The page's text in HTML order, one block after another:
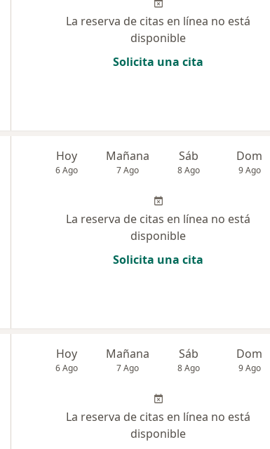
La reserva de citas en línea no está
disponible
Solicita una cita
Hoy
6 Ago
Mañana
7 Ago
Sáb
8 Ago
Dom
9 Ago
La reserva de citas en línea no está
disponible
Solicita una cita
Hoy
6 Ago
Mañana
7 Ago
Sáb
8 Ago
Dom
9 Ago
La reserva de citas en línea no está
disponible